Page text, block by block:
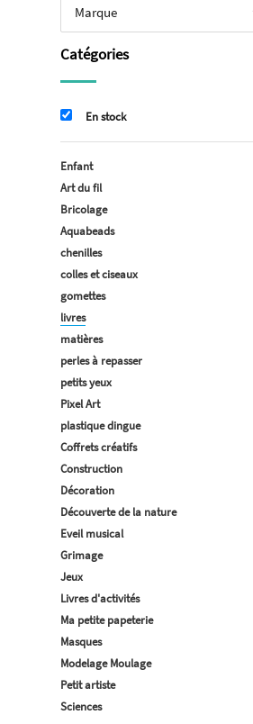
Marque
Catégories
En stock
Enfant
Art du fil
Bricolage
Aquabeads
chenilles
colles et ciseaux
gomettes
livres
matières
perles à repasser
petits yeux
Pixel Art
plastique dingue
Coffrets créatifs
Construction
Décoration
Découverte de la nature
Eveil musical
Grimage
Jeux
Livres d'activités
Ma petite papeterie
Masques
Modelage Moulage
Petit artiste
Sciences